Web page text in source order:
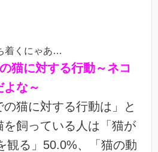
着くにゃあ…
猫に対する行動～ネコ
な～
の猫に対する行動は」と
を飼っている人は「猫が
観る」50.0%、「猫の動